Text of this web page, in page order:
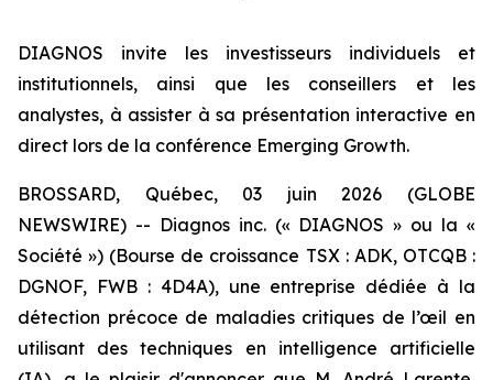
DIAGNOS invite les investisseurs individuels et
institutionnels, ainsi que les conseillers et les
analystes, à assister à sa présentation interactive en
direct lors de la conférence Emerging Growth.
BROSSARD, Québec, 03 juin 2026 (GLOBE
NEWSWIRE) -- Diagnos inc. (« DIAGNOS » ou la «
Société ») (Bourse de croissance TSX : ADK, OTCQB :
DGNOF, FWB : 4D4A), une entreprise dédiée à la
détection précoce de maladies critiques de l’œil en
utilisant des techniques en intelligence artificielle